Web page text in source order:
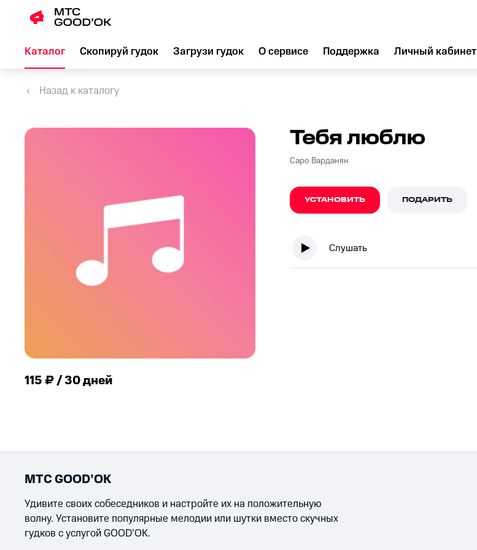
Каталог Скопируй гудок Загрузи гудок О сервисе Поддержка Личный кабинет
Назад к каталогу
115 ₽ / 30 дней
Тебя люблю
Саро Варданян
УСТАНОВИТЬ ПОДАРИТЬ
Слушать
МТС GOOD’OK
Удивите своих собеседников и настройте их на положительную
волну. Установите популярные мелодии или шутки вместо скучных
гудков с услугой GOOD’OK.